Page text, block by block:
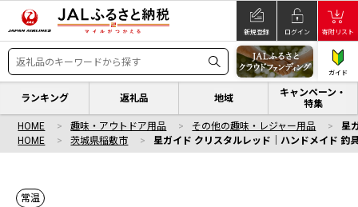
新規登録 ログイン 寄附リスト
ガイド
ランキング 返礼品 地域
キャンペーン・
特集
HOME 趣味・アウトドア用品 その他の趣味・レジャー用品
星
HOME
茨城県稲敷市 星ガイド クリスタルレッド｜ハンドメイド 釣
常温